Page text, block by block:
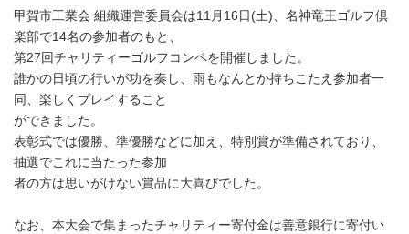
甲賀市工業会 組織運営委員会は11月16日(土)、名神竜王ゴルフ倶
楽部で14名の参加者のもと、
第27回チャリティーゴルフコンペを開催しました。
誰かの日頃の行いが功を奏し、雨もなんとか持ちこたえ参加者一
同、楽しくプレイすること
ができました。
表彰式では優勝、準優勝などに加え、特別賞が準備されており、
抽選でこれに当たった参加
者の方は思いがけない賞品に大喜びでした。
なお、本大会で集まったチャリティー寄付金は善意銀行に寄付い